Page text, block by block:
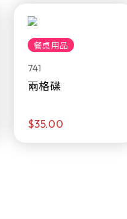
餐桌用品
741
兩格碟
$35.00